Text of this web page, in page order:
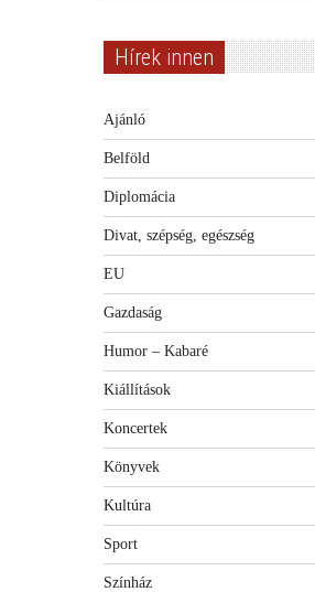
Hírek innen
Ajánló
Belföld
Diplomácia
Divat, szépség, egészség
EU
Gazdaság
Humor – Kabaré
Kiállítások
Koncertek
Könyvek
Kultúra
Sport
Színház